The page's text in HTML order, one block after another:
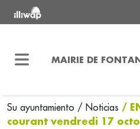
MAIRIE DE
Su ayuntamiento / Noticias /
courant vendredi 17